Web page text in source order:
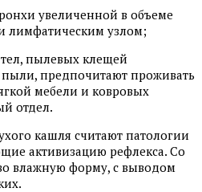
увеличенной в объеме
лимфатическим узлом;
пылевых клещей
предпочитают проживать
мебели и ковровых
отдел.
кашля считают патологии
активизацию рефлекса. Со
влажную форму, с выводом